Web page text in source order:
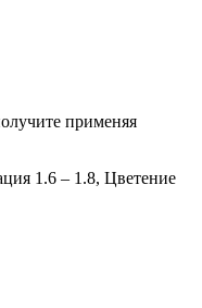
применяя
1.6 – 1.8, Цветение